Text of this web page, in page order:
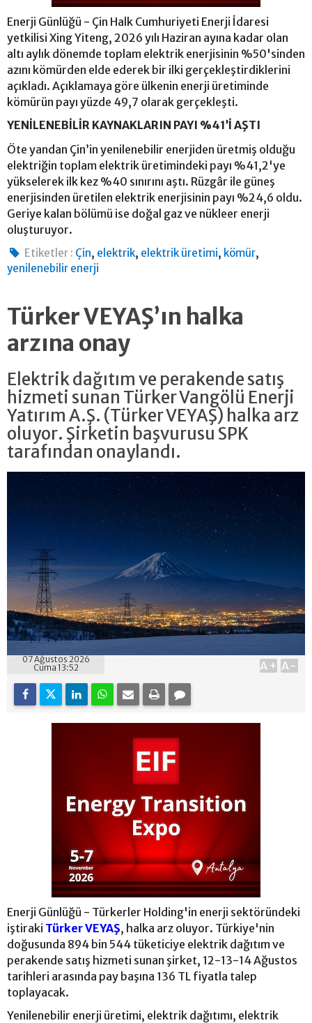
Enerji Günlüğü - Çin Halk Cumhuriyeti Enerji İdaresi
yetkilisi Xing Yiteng, 2026 yılı Haziran ayına kadar olan
altı aylık dönemde toplam elektrik enerjisinin %50'sinden
azını kömürden elde ederek bir ilki gerçekleştirdiklerini
açıkladı. Açıklamaya göre ülkenin enerji üretiminde
kömürün payı yüzde 49,7 olarak gerçekleşti.
YENİLENEBİLİR KAYNAKLARIN PAYI %41’İ AŞTI
Öte yandan Çin’in yenilenebilir enerjiden üretmiş olduğu
elektriğin toplam elektrik üretimindeki payı %41,2'ye
yükselerek ilk kez %40 sınırını aştı. Rüzgâr ile güneş
enerjisinden üretilen elektrik enerjisinin payı %24,6 oldu.
Geriye kalan bölümü ise doğal gaz ve nükleer enerji
oluşturuyor.
Etiketler : Çin, elektrik, elektrik üretimi, kömür,
yenilenebilir enerji
Türker VEYAŞ’ın halka
arzına onay
Elektrik dağıtım ve perakende satış
hizmeti sunan Türker Vangölü Enerji
Yatırım A.Ş. (Türker VEYAŞ) halka arz
oluyor. Şirketin başvurusu SPK
tarafından onaylandı.
07 Ağustos 2026
Cuma 13:52
A+ A-
Enerji Günlüğü - Türkerler Holding'in enerji sektöründeki
iştiraki Türker VEYAŞ, halka arz oluyor. Türkiye'nin
doğusunda 894 bin 544 tüketiciye elektrik dağıtım ve
perakende satış hizmeti sunan şirket, 12-13-14 Ağustos
tarihleri arasında pay başına 136 TL fiyatla talep
toplayacak.
Yenilenebilir enerji üretimi, elektrik dağıtımı, elektrik